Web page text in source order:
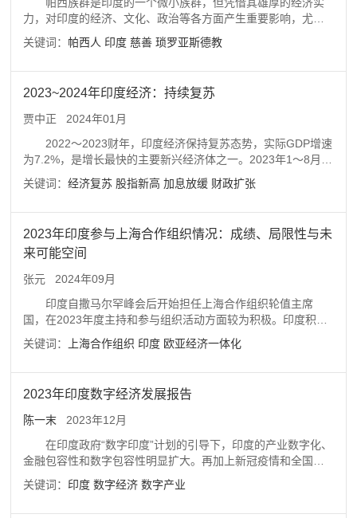
道远。
力，对印度的经济、文化、政治等各方面产生重要影响，尤其
在慈善事业领域，影响广泛，备受关注。帕西族群的慈善事业
涉及领域非常宽泛，包括宗教建筑、教育、医疗卫生、日常生
国、中国等也多有捐助。其热衷慈善，最重要的是因为琐罗亚
斯德教所主张的“三善”思想强调人在善恶中做出选择并付诸实践
殊性及其生存策略。然而，帕西族群的慈善事业也面临社会信
任危机和组织管理涣散等困境。
关键词： 帕西人 印度 慈善 琐罗亚斯德教
2023~2024年印度经济：持续复苏
贾中正 2024年01月
2022～2023财年，印度经济保持复苏态势，实际GDP增速
为7.2%，是增长最快的主要新兴经济体之一。2023年1～8月，
印度通胀率同比下降1个百分点，但在过去的12个月中仍有6个
月高于其央行设定的上限。9月印度失业率为7.1%，创2022年9
指数9月15日升至67838.63，达到创历史纪录的高点。财政支
出持续扩大，资本性支出大幅增长。中央政府债务规模逐步扩
大，财政赤字率较高。印度货币政策收紧节奏明显放慢。影响
印度经济前景的外部因素包括全球经济复苏进程、国际原油和
食品等大宗商品价格波动、全球贸易和需求状况、地缘政治局
势以及极端气候变化等，内部因素包括最终消费支出、政府资
虑各方面因素，预计2023～2024财年印度实际GDP增长率为
关键词：经济复苏 股指新高 加息放缓 财政扩张
2023年印度参与上海合作组织情况：成绩、局限性与未
来可能空间
张元 2024年09月
印度自撒马尔罕峰会后开始担任上海合作组织轮值主席
国，在2023年度主持和参与组织活动方面较为积极。印度积极
参与上海合作组织活动的动因在于：希望深入参与欧亚地区事
务特别是互联互通建设、渴望借组织影响力扮演世界大国角
见和防范心理、印巴矛盾和印对待上海合作组织的态度不利于
上海合作组织的长期发展。准确界定印度的诉求并主动找寻其
一些新的合作机制和形式，将有助于激发印度的积极性。
关键词： 上海合作组织 印度 欧亚经济一体化
2023年印度数字经济发展报告
陈一末
2023年12月
在印度政府“数字印度”计划的引导下，印度的产业数字化、
金融包容性和数字包容性明显扩大。再加上新冠疫情和全国封
锁给人们生活和工作方式带来的影响，金融科技、电子商务、
信息技术等产业加速发展，人工智能等前沿科技的应用日益普
关键词： 印度 数字经济 数字产业